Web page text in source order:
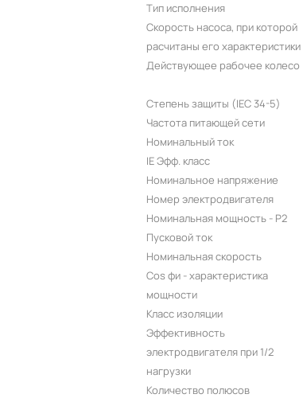
Тип исполнения
Скорость насоса, при которой
расчитаны его характеристики
Действующее рабочее колесо
Степень защиты (IEC 34-5)
Частота питающей сети
Номинальный ток
IE Эфф. класс
Номинальное напряжение
Номер электродвигателя
Номинальная мощность - P2
Пусковой ток
Номинальная скорость
Cos фи - характеристика
мощности
Класс изоляции
Эффективность
электродвигателя при 1/2
нагрузки
Количество полюсов